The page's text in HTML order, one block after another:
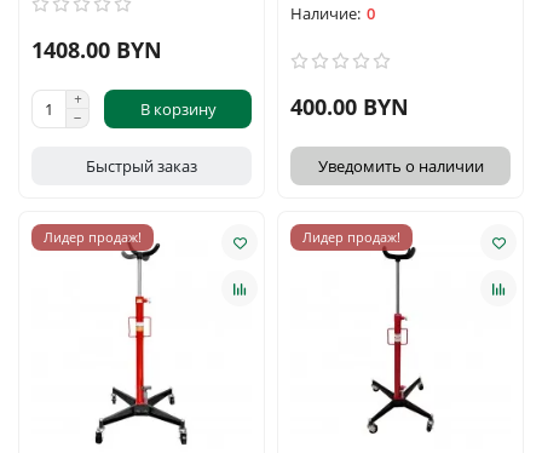
1408.00 BYN
В корзину
Быстрый заказ
0
400.00 BYN
Уведомить о наличии
Лидер продаж! Лидер продаж!